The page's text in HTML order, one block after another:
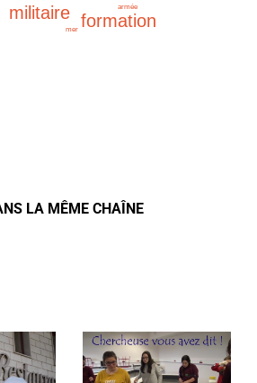
militaire formation
armée
mer
LA MÊME CHAÎNE